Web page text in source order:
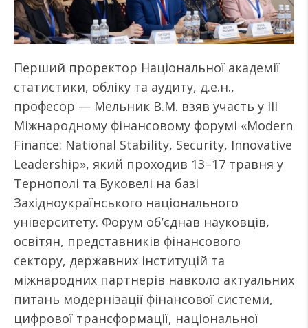
Перший проректор Національної академії
статистики, обліку та аудиту, д.е.н.,
професор — Мельник В.М. взяв участь у ІІІ
Міжнародному фінансовому форумі «Modern
Finance: National Stability, Security, Innovative
Leadership», який проходив 13–17 травня у
Тернополі та Буковелі на базі
Західноукраїнського національного
університету. Форум об’єднав науковців,
освітян, представників фінансового
сектору, державних інституцій та
міжнародних партнерів навколо актуальних
питань модернізації фінансової системи,
цифрової трансформації, національної